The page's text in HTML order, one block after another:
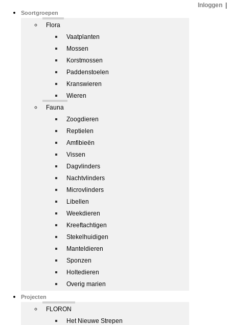
Soortgroepen
Flora
Vaatplanten
Mossen
Korstmossen
Paddenstoelen
Kranswieren
Wieren
Fauna
Zoogdieren
Reptielen
Amfibieën
Vissen
Dagvlinders
Nachtvlinders
Microvlinders
Libellen
Weekdieren
Kreeftachtigen
Stekelhuidigen
Manteldieren
Sponzen
Holtedieren
Overig marien
Projecten
FLORON
Het Nieuwe Strepen
Inloggen